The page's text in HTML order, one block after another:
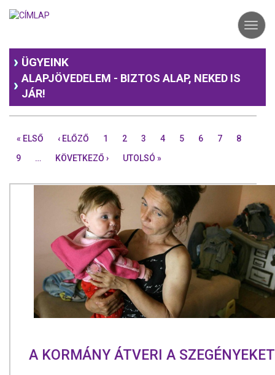
ÜGYEINK
ALAPJÖVEDELEM - BIZTOS ALAP, NEKED IS
JÁR!
« ELSŐ ‹ ELŐZŐ 1 2 3 4 5 6 7
8
9
… KÖVETKEZŐ › UTOLSÓ »
A KORMÁNY ÁTVERI A SZEGÉNYEKET